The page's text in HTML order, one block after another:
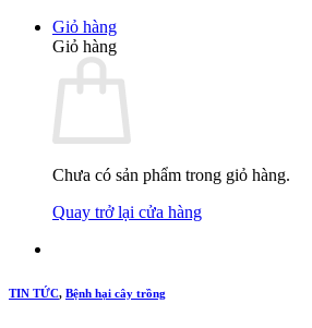
Giỏ hàng
Giỏ hàng
Chưa có sản phẩm trong giỏ hàng.
Quay trở lại cửa hàng
TIN TỨC, Bệnh hại cây trồng